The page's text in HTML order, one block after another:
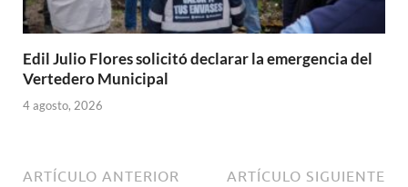
Edil Julio Flores solicitó declarar la emergencia del
Vertedero Municipal
4 agosto, 2026
ARTÍCULO ANTERIOR ARTÍCULO SIGUIENTE